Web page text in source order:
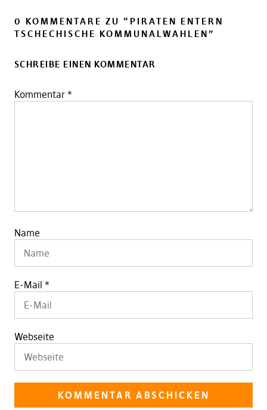
0 KOMMENTARE ZU “ PIRATEN ENTERN
TSCHECHISCHE KOMMUNALWAHLEN”
SCHREIBE EINEN KOMMENTAR
Kommentar *
Name
E-Mail *
Webseite